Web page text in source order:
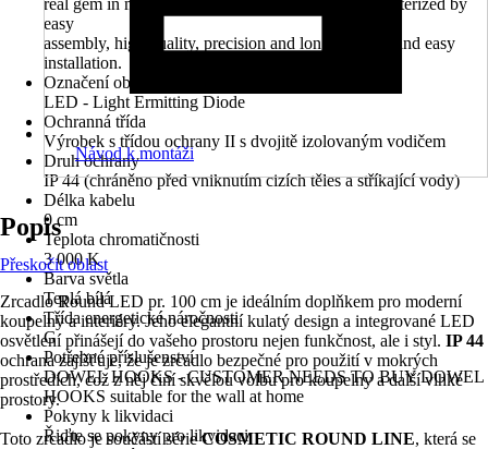
real gem in modern interiors. Our mirrors are characterized by
easy
assembly, high quality, precision and long life.Safe and easy
installation.
Označení objímky
LED - Light Ermitting Diode
Ochranná třída
Výrobek s třídou ochrany II s dvojitě izolovaným vodičem
Druh ochrany
IP 44 (chráněno před vniknutím cizích těles a stříkající vody)
Délka kabelu
0 cm
Teplota chromatičnosti
3 000 K
Barva světla
Teplá bílá
Třída energetické náročnosti
G
Potřebné příslušenství
DOWEL HOOKS - CUSTOMER NEEDS TO BUY DOWEL
HOOKS suitable for the wall at home
Pokyny k likvidaci
Řiďte se pokyny pro likvidaci
Návod k montáži
Popis
Přeskočit oblast
Zrcadlo Round LED pr. 100 cm je ideálním doplňkem pro moderní
koupelny a interiéry. Jeho elegantní kulatý design a integrované LED
osvětlení přinášejí do vašeho prostoru nejen funkčnost, ale i styl. IP 44
ochrana zajišťuje, že je zrcadlo bezpečné pro použití v mokrých
prostředích, což z něj činí skvělou volbu pro koupelny a další vlhké
prostory.
Toto zrcadlo je součástí sérieCOSMETIC ROUND LINE, která se